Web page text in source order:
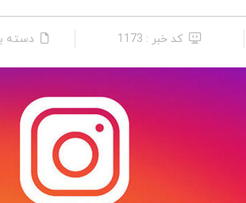
کد خبر : 1173 دسته